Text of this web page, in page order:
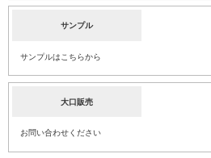
サンプル
サンプルはこちらから
大口販売
お問い合わせください